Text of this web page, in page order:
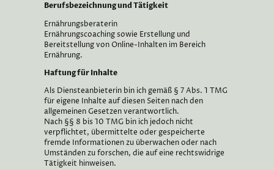
Berufsbezeichnung und Tätigkeit
Ernährungsberaterin
Ernährungscoaching sowie Erstellung und
Bereitstellung von Online-Inhalten im Bereich
Ernährung.
Haftung für Inhalte
Als Diensteanbieterin bin ich gemäß § 7 Abs. 1 TMG
für eigene Inhalte auf diesen Seiten nach den
allgemeinen Gesetzen verantwortlich.
Nach §§ 8 bis 10 TMG bin ich jedoch nicht
verpflichtet, übermittelte oder gespeicherte
fremde Informationen zu überwachen oder nach
Umständen zu forschen, die auf eine rechtswidrige
Tätigkeit hinweisen.